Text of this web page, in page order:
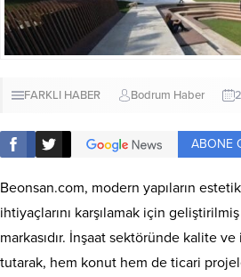
FARKLI HABER Bodrum Haber
ABONE
Beonsan.com, modern yapıların estetik
ihtiyaçlarını karşılamak için
markasıdır. İnşaat sektöründe kalite
tutarak, hem konut hem de ticari